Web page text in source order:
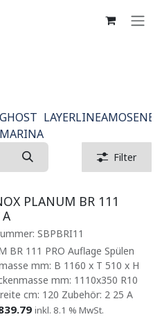
GHOST
MARINA
LAYERLINEAMOSE
Filter
PLANUM BR 111
SBPBRI11
BR 111 PRO Auflage Spülen
mm: B 1160 x T 510 x H
mm: 1110x350 R10
cm: 120 Zubehör: 2 25 A
inkl. 8.1 % MwSt.